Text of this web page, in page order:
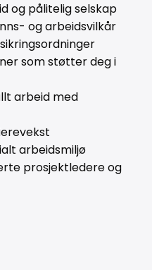
og pålitelig selskap
og arbeidsvilkår
som støtter deg i
arbeid med
arbeidsmiljø
prosjektledere og